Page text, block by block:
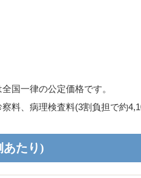
国一律の公定価格です。
料、病理検査料(3割負担で約
あたり)